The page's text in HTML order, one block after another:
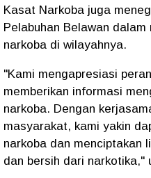
Kasat Narkoba juga
Pelabuhan Belawan
narkoba di wilayahnya.
"Kami mengapresiasi
memberikan informasi
narkoba. Dengan
masyarakat, kami yakin
narkoba dan menciptakan
dan bersih dari narkotika,"